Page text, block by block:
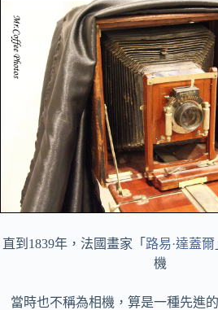
直到1839年，法國畫家「 路易·達蓋爾
機
當時也不稱為相機，算是一種先進